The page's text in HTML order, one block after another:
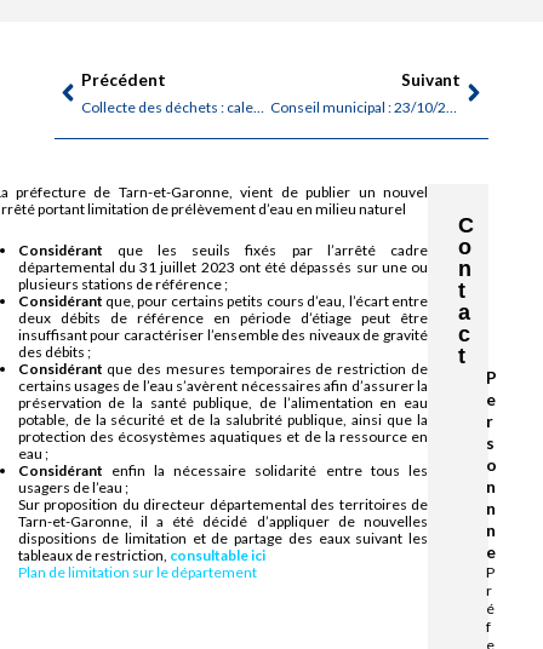
Précédent
Collecte des déchets : calendriers pour le 4e trimestre 2025
Suivant
Conseil municipal : 23/10/2025
C
o
n
t
a
c
t
P
e
r
s
o
n
n
n
e
P
r
é
f
e
préfecture de Tarn-et-Garonne, vient de publier un nouvel
portant limitation de prélèvement d’eau en milieu naturel
Considérant que les seuils fixés par l’arrêté cadre
départemental du 31 juillet 2023 ont été dépassés sur une ou
plusieurs stations de référence ;
Considérant que, pour certains petits cours d’eau, l’écart entre
deux débits de référence en période d’étiage peut être
insuffisant pour caractériser l’ensemble des niveaux de gravité
des débits ;
Considérant que des mesures temporaires de restriction de
certains usages de l’eau s’avèrent nécessaires afin d’assurer la
préservation de la santé publique, de l’alimentation en eau
potable, de la sécurité et de la salubrité publique, ainsi que la
protection des écosystèmes aquatiques et de la ressource en
eau ;
Considérant enfin la nécessaire solidarité entre tous les
usagers de l’eau ;
Sur proposition du directeur départemental des territoires de
Tarn-et-Garonne, il a été décidé d’appliquer de nouvelles
dispositions de limitation et de partage des eaux suivant les
tableaux de restriction, consultable ici
Plan de limitation sur le département